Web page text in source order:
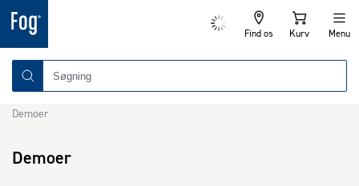
Find os Kurv Menu
Demoer
Demoer